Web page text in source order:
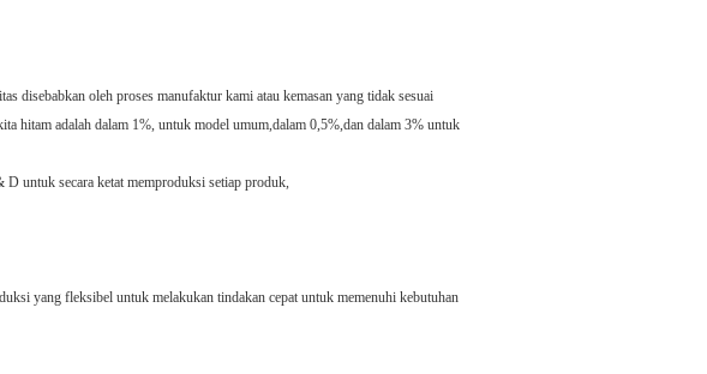
disebabkan oleh proses manufaktur kami atau kemasan yang tidak sesuai
hitam adalah dalam 1%, untuk model umum,dalam 0,5%,dan dalam 3% untuk
untuk secara ketat memproduksi setiap produk,
yang fleksibel untuk melakukan tindakan cepat untuk memenuhi kebutuhan